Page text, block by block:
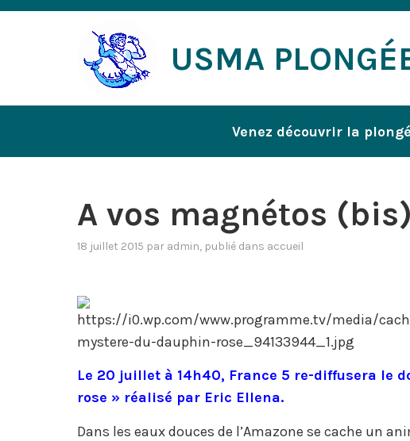
Accéder
USMA
Venez découvrir la
A vos magnétos (bis)
18 juillet 2015 par admin, publié dans accueil
Le 20 juillet à 14h40, France 5 re-diffusera le
rose » réalisé par Eric Ellena.
Dans les eaux douces de l’Amazone se cache un